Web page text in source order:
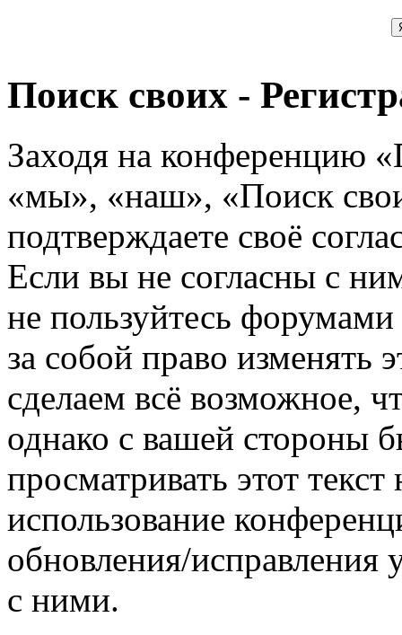
Поиск своих -
Заходя на конференцию
«мы», «наш», «Поиск
подтверждаете своё
Если вы не согласны с
не пользуйтесь
за собой право изменять
сделаем всё возможное,
однако с вашей стороны
просматривать этот
использование
обновления/исправления
с ними.